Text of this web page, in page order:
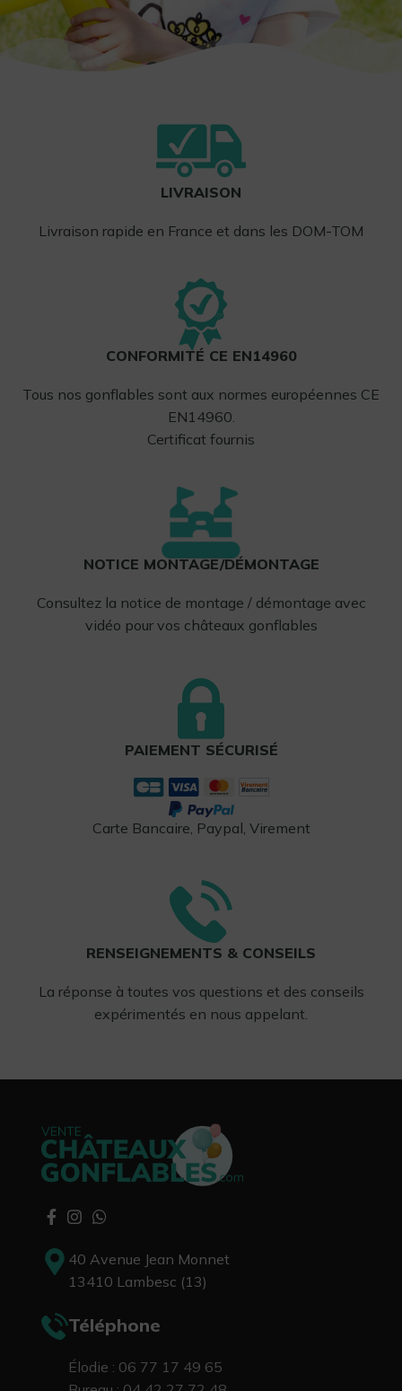
LIVRAISON
Livraison rapide en France et dans les DOM-TOM
CONFORMITÉ CE EN14960
Tous nos gonflables sont aux normes européennes CE
EN14960.
Certificat fournis
NOTICE MONTAGE/DÉMONTAGE
Consultez la notice de montage / démontage avec
vidéo pour vos châteaux gonflables
PAIEMENT SÉCURISÉ
Carte Bancaire, Paypal, Virement
RENSEIGNEMENTS & CONSEILS
La réponse à toutes vos questions et des conseils
expérimentés en nous appelant.
40 Avenue Jean Monnet
13410 Lambesc (13)
Téléphone
Élodie : 06 77 17 49 65